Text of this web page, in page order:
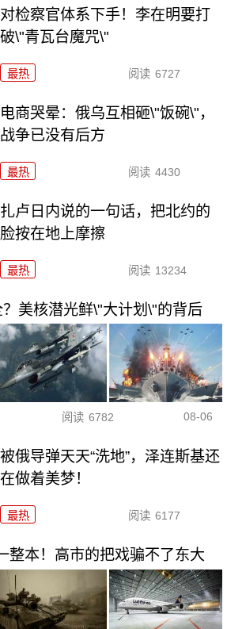
对检察官体系下手！李在明要打
破\"青瓦台魔咒\"
最热 阅读 6727
电商哭晕：俄乌互相砸\"饭碗\"，
战争已没有后方
最热 阅读 4430
扎卢日内说的一句话，把北约的
脸按在地上摩擦
最热 阅读 13234
美核潜光鲜\"大计划\"的背后
阅读 6782 08-06
被俄导弹天天“洗地”，泽连斯基还
在做着美梦！
最热 阅读 6177
整本！高市的把戏骗不了东大